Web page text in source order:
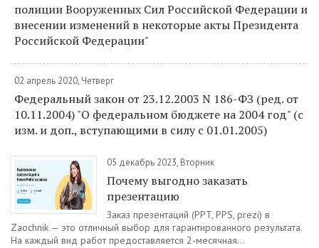
полиции Вооруженных Сил Российской Федерации и
внесении изменений в некоторые акты Президента
Российской Федерации"
02 апрель 2020, Четверг
Федеральный закон от 23.12.2003 N 186-ФЗ (ред. от
10.11.2004) "О федеральном бюджете на 2004 год" (с
изм. и доп., вступающими в силу с 01.01.2005)
05 декабрь 2023, Вторник
Почему выгодно заказать
презентацию
Заказ презентаций (PPT, PPS, prezi) в
Zaochnik — это отличный выбор для гарантированного результата.
На каждый вид работ предоставляется 2-месячная...